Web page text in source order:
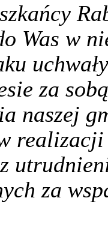
Was w
za
naszej
za